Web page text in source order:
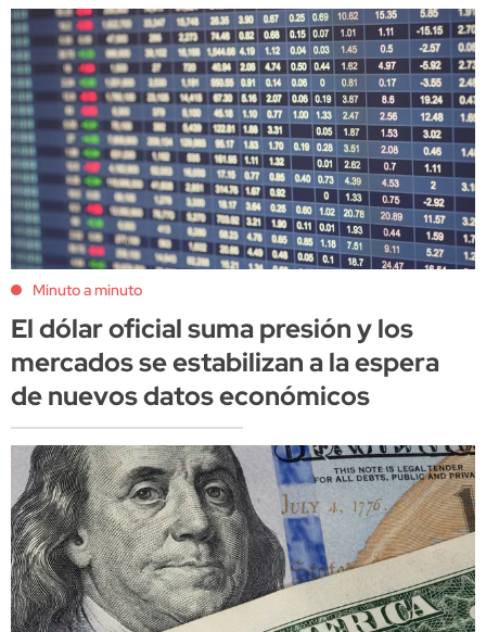
Minuto a minuto
El dólar oficial suma presión y los
mercados se estabilizan a la espera
de nuevos datos económicos